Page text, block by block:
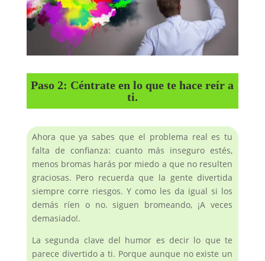
Paso 2: Céntrate en lo que te hace reír a
ti.
Ahora que ya sabes que el problema real es tu
falta de confianza: cuanto más inseguro estés,
menos bromas harás por miedo a que no resulten
graciosas. Pero recuerda que la gente divertida
siempre corre riesgos. Y como les da igual si los
demás ríen o no. siguen bromeando, ¡A veces
demasiado!.
La segunda clave del humor es decir lo que te
parece divertido a ti. Porque aunque no existe un